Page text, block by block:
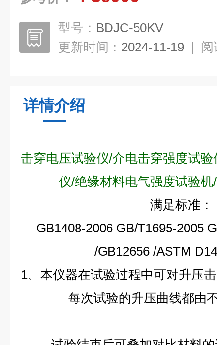
型号： BDJC-50KV
更新时间： 2024-11-19 | 阅
详情介绍
击穿电压试验仪/介电击穿强度试
仪/绝缘材料电气强度试验
满足标准：
GB1408-2006 GB/T1695-2005
/GB12656 /ASTM
1、本仪器在试验过程中可对升压
每次试验的升压曲线都由